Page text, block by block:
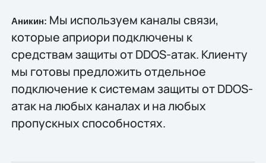
Аникин: Мы используем каналы связи,
которые априори подключены к
средствам защиты от DDOS-атак. Клиенту
мы готовы предложить отдельное
подключение к системам защиты от DDOS-
атак на любых каналах и на любых
пропускных способностях.